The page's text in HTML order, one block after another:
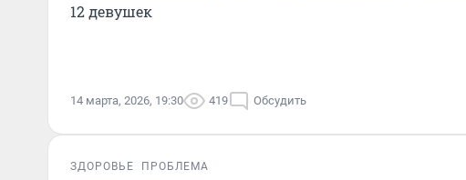
12 девушек
14 марта, 2026, 19:30 419 Обсудить
ЗДОРОВЬЕ ПРОБЛЕМА